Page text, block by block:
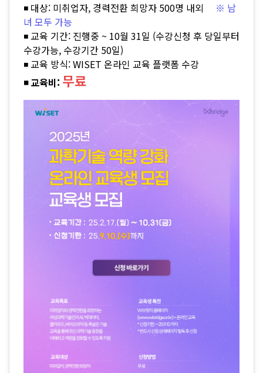
◾ 대상: 미취업자, 경력전환 희망자 500명 내외 ※ 남
녀 모두 가능
◾ 교육 기간: 진행중 ~ 10월 31일 (수강신청 후 당일부터
수강가능, 수강기간 50일)
◾ 교육 방식: WISET 온라인 교육 플랫폼 수강
◾ 교육비: 무료